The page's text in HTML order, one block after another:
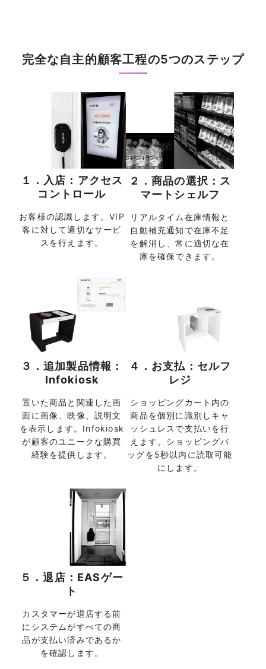
完全な自主的顧客工程の5つのステップ
１．入店：アクセス
コントロール
お客様の認識します。VIP
客に対して適切なサービ
スを行えます。
２．商品の選択：ス
マートシェルフ
リアルタイム在庫情報と
自動補充通知で在庫不足
を解消し、常に適切な在
庫を確保できます。
３．追加製品情報：
Infokiosk
置いた商品と関連した画
面に画像、映像、説明文
を表示します。Infokiosk
が顧客のユニークな購買
経験を提供します。
４．お支払：セルフ
レジ
ショッピングカート内の
商品を個別に識別しキャ
ッシュレスで支払いを行
えます。ショッピングバ
ッグを5秒以内に読取可能
にします。
５．退店：EASゲー
ト
カスタマーが退店する前
にシステムがすべての商
品が支払い済みであるか
を確認します。